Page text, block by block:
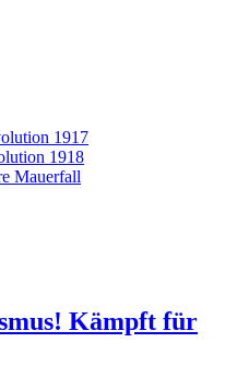
1917
1918
Mauerfall
Kämpft für